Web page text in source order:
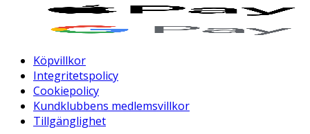
Köpvillkor
Integritetspolicy
Cookiepolicy
Kundklubbens medlemsvillkor
Tillgänglighet